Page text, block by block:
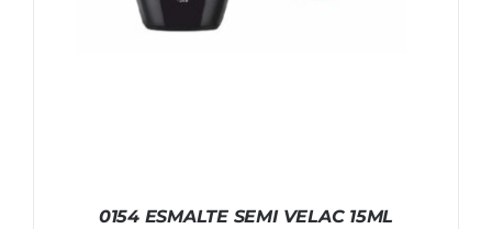
0154 ESMALTE SEMI VELAC 15ML